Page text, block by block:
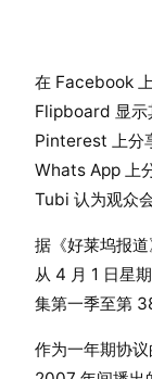
在 Facebook
Flipboard 显示
Pinterest 上分
Whats App 上
Tubi 认为观众
据《好莱坞报
从 4 月 1 日星
集第一季至第
作为一年期协